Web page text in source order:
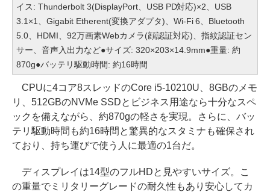
イス: Thunderbolt 3(DisplayPort、USB PD対応)×2、USB
3.1×1、Gigabit Etherent(変換アダプタ)、Wi-Fi 6、Bluetooth
5.0、HDMI、92万画素Webカメラ(顔認証対応)、指紋認証セン
サー、音声入出力など●サイズ: 320×203×14.9mm●重量: 約
870g●バッテリ駆動時間: 約16時間
CPUに4コア8スレッドのCore i5-10210U、8GBのメモ
リ、512GBのNVMe SSDとビジネス用途なら十分なスペ
ックを備えながら、約870gの軽さを実現。さらに、バッ
テリ駆動時間も約16時間と驚異的なスタミナも確保され
ており、持ち運びで使う人に最適の1台だ。
ディスプレイは14型のフルHDと見やすいサイズ。こ
の重量でミリタリーグレードの耐久性もあり安心してカ